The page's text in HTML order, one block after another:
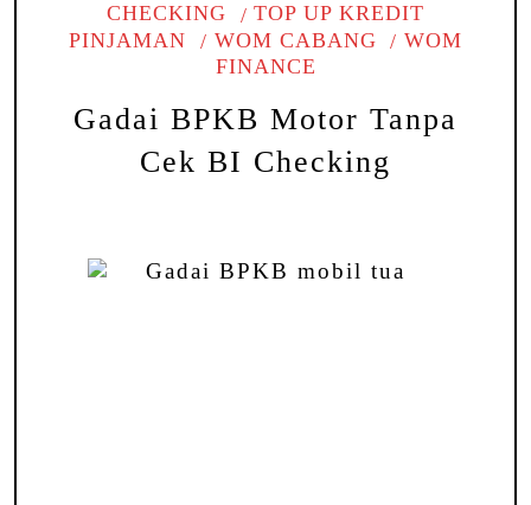
CHECKING
TOP UP KREDIT
PINJAMAN
WOM CABANG
WOM
FINANCE
Gadai BPKB Motor Tanpa
Cek BI Checking